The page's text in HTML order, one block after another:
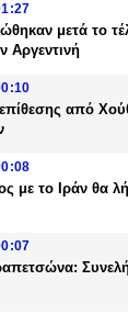
μετά το
Αργεντινή
από
με το Ιράν θα